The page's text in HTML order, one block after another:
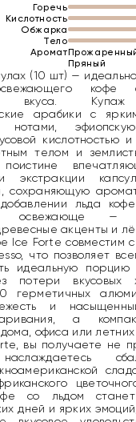
Горечь
Кислотность
Обжарка
Тело
Аромат
Пряный
(10 шт) —
вкуса. Купаж
арабики с
нотами,
кислотностью
телом и
экстракции
сохраняющую
льда
—
акценты и
Ice Forte совместим
что позволяет
идеальную
вкусовых
герметичных
и
а
офиса или летних
вы получаете не
со льдом
дней и ярких